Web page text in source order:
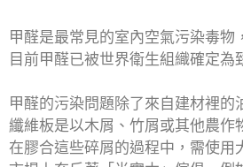
甲醛是最常見的室內空氣污染毒
目前甲醛已被世界衛生組織確定
甲醛的污染問題除了來自建材裡
纖維板是以木屑、竹屑或其他農作
在膠合這些碎屑的過程中，需使